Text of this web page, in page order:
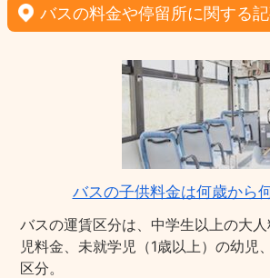
バスの料金や停留所に関する
バスの子供料金は何歳から
バスの運賃区分は、中学生以上の大
児料金、未就学児（1歳以上）の幼児
区分。